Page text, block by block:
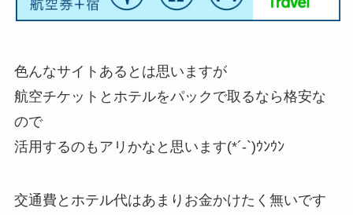
色んなサイトあるとは思いますが
航空チケットとホテルをパックで取るなら格安な
ので
活用するのもアリかなと思います(*´-`)ｳﾝｳﾝ
交通費とホテル代はあまりお金かけたく無いです